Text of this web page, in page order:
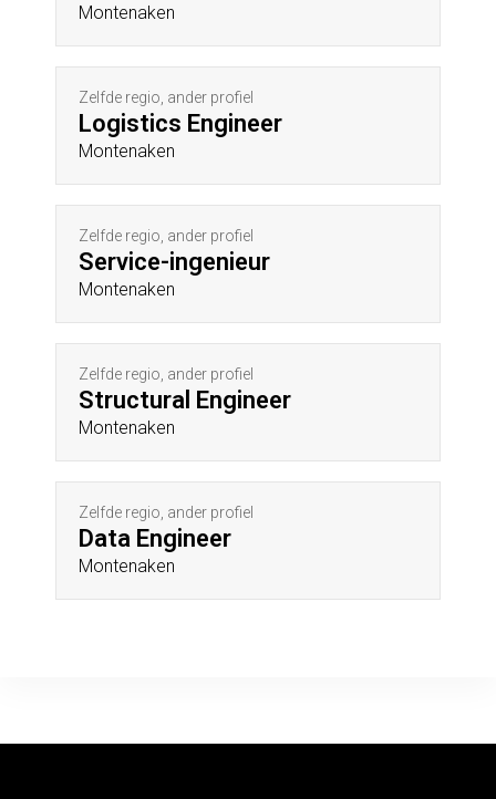
Montenaken
Zelfde regio, ander profiel
Logistics Engineer
Montenaken
Zelfde regio, ander profiel
Service-ingenieur
Montenaken
Zelfde regio, ander profiel
Structural Engineer
Montenaken
Zelfde regio, ander profiel
Data Engineer
Montenaken